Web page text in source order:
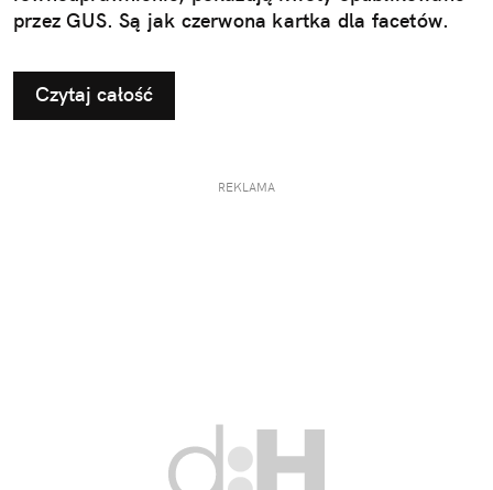
przez GUS. Są jak czerwona kartka dla facetów.
Czytaj całość
REKLAMA